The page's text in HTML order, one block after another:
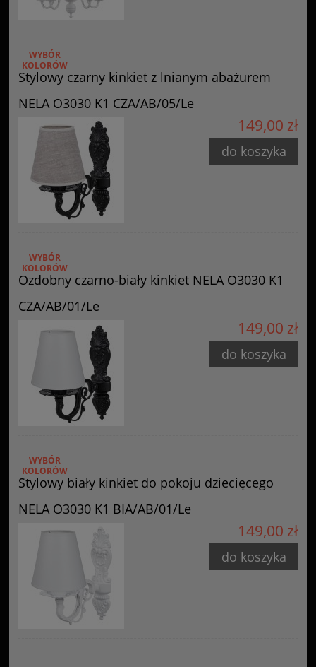
Stylowy czarny kinkiet z lnianym abażurem
NELA O3030 K1 CZA/AB/05/Le
WYBÓR
KOLORÓW
149,00 zł
do koszyka
Ozdobny czarno-biały kinkiet NELA O3030 K1
CZA/AB/01/Le
WYBÓR
KOLORÓW
149,00 zł
do koszyka
Stylowy biały kinkiet do pokoju dziecięcego
NELA O3030 K1 BIA/AB/01/Le
WYBÓR
KOLORÓW
149,00 zł
do koszyka